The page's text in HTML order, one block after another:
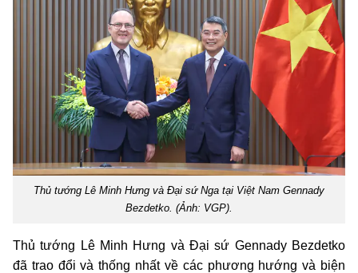
Thủ tướng Lê Minh Hưng và Đại sứ Nga tại Việt Nam Gennady
Bezdetko. (Ảnh: VGP).
Thủ tướng Lê Minh Hưng và Đại sứ Gennady Bezdetko
đã trao đổi và thống nhất về các phương hướng và biện